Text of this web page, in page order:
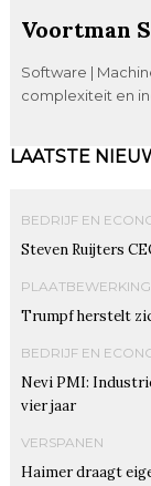
Voortman
Software |
complexiteit en
LAATSTE
BEDRIJF EN
Steven Ruijters
PLAATBEWERKING
Trumpf herstelt
BEDRIJF EN
Nevi PMI:
vier jaar
VERSPANEN
Haimer draagt